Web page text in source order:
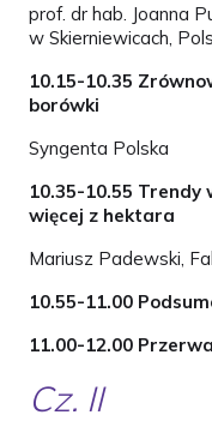
prof. dr hab. Joanna
w Skierniewicach,
10.15-10.35
borówki
Syngenta Polska
10.35-10.55 Trendy
więcej z hektara
Mariusz Padewski,
10.55-11.00
11.00-12.00
Cz. II